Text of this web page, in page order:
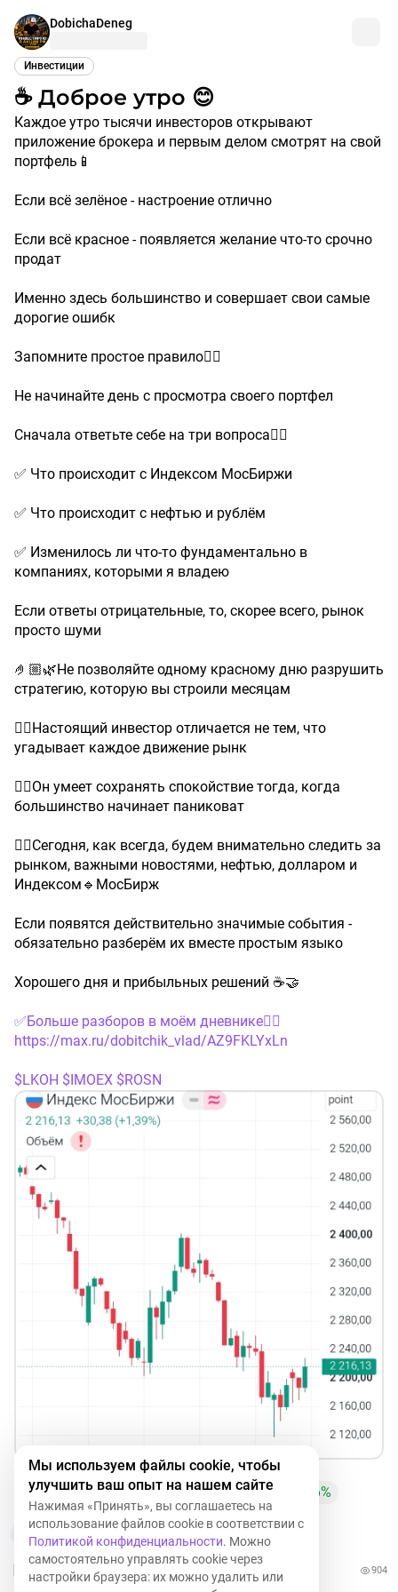
DobichaDeneg
Инвестиции
☕️ Доброе утро 😊
Каждое утро тысячи инвесторов открывают
приложение брокера и первым делом смотрят на свой
портфель📱
Если всё зелёное - настроение отлично
Если всё красное - появляется желание что-то срочно
продат
Именно здесь большинство и совершает свои самые
дорогие ошибк
Запомните простое правило☝🏼
Не начинайте день с просмотра своего портфел
Сначала ответьте себе на три вопроса👇🏼
✅ Что происходит с Индексом МосБиржи
✅ Что происходит с нефтью и рублём
✅ Изменилось ли что-то фундаментально в
компаниях, которыми я владею
Если ответы отрицательные, то, скорее всего, рынок
просто шуми
🤌🏼🌿Не позволяйте одному красному дню разрушить
стратегию, которую вы строили месяцам
👉🏼Настоящий инвестор отличается не тем, что
угадывает каждое движение рынк
👉🏼Он умеет сохранять спокойствие тогда, когда
большинство начинает паниковат
👉🏼Сегодня, как всегда, будем внимательно следить за
рынком, важными новостями, нефтью, долларом и
Индексом🔹МосБирж
Если появятся действительно значимые события -
обязательно разберём их вместе простым языко
Хорошего дня и прибыльных решений ☕🤝
✅Больше разборов в моём дневнике👇🏼
https://max.ru/dobitchik_vlad/AZ9FKLYxLn
$LKOH $IMOEX $ROSN
ROSN+2,13% I IMOEX+0,41% LKOH +0,96%
904
Мы используем файлы cookie, чтобы
улучшить ваш опыт на нашем сайте
Нажимая «Принять», вы соглашаетесь на
использование файлов cookie в соответствии с
Политикой конфиденциальности. Можно
самостоятельно управлять cookie через
настройки браузера: их можно удалить или